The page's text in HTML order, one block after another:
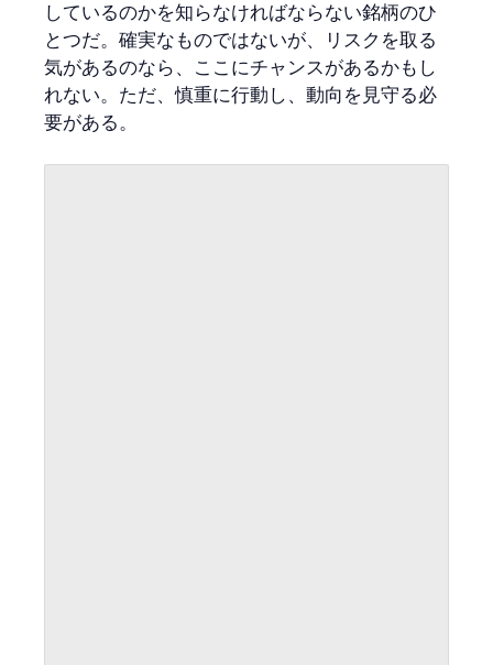
しているのかを知らなければならない銘柄のひ
とつだ。確実なものではないが、リスクを取る
気があるのなら、ここにチャンスがあるかもし
れない。ただ、慎重に行動し、動向を見守る必
要がある。